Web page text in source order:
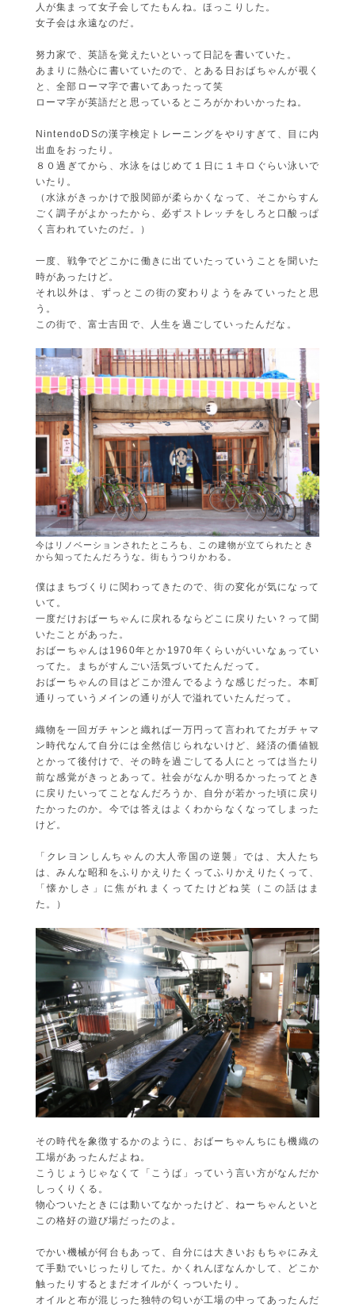
人が集まって女子会してたもんね。ほっこりした。
女子会は永遠なのだ。
努力家で、英語を覚えたいといって日記を書いていた。
あまりに熱心に書いていたので、とある日おばちゃんが覗く
と、全部ローマ字で書いてあったって笑
ローマ字が英語だと思っているところがかわいかったね。
NintendoDSの漢字検定トレーニングをやりすぎて、目に内
出血をおったり。
８０過ぎてから、水泳をはじめて１日に１キロぐらい泳いで
いたり。
（水泳がきっかけで股関節が柔らかくなって、そこからすん
ごく調子がよかったから、必ずストレッチをしろと口酸っぱ
く言われていたのだ。）
一度、戦争でどこかに働きに出ていたっていうことを聞いた
時があったけど。
それ以外は、ずっとこの街の変わりようをみていったと思
う。
この街で、富士吉田で、人生を過ごしていったんだな。
今はリノベーションされたところも、この建物が立てられたとき
から知ってたんだろうな。街もうつりかわる。
僕はまちづくりに関わってきたので、街の変化が気になって
いて。
一度だけおばーちゃんに戻れるならどこに戻りたい？って聞
いたことがあった。
おばーちゃんは1960年とか1970年くらいがいいなぁってい
ってた。まちがすんごい活気づいてたんだって。
おばーちゃんの目はどこか澄んでるような感じだった。本町
通りっていうメインの通りが人で溢れていたんだって。
織物を一回ガチャンと織れば一万円って言われてたガチャマ
ン時代なんて自分には全然信じられないけど、経済の価値観
とかって後付けで、その時を過ごしてる人にとっては当たり
前な感覚がきっとあって。社会がなんか明るかったってとき
に戻りたいってことなんだろうか、自分が若かった頃に戻り
たかったのか。今では答えはよくわからなくなってしまった
けど。
「クレヨンしんちゃんの大人帝国の逆襲」では、大人たち
は、みんな昭和をふりかえりたくってふりかえりたくって、
「懐かしさ」に焦がれまくってたけどね笑（この話はま
た。）
その時代を象徴するかのように、おばーちゃんちにも機織の
工場があったんだよね。
こうじょうじゃなくて「こうば」っていう言い方がなんだか
しっくりくる。
物心ついたときには動いてなかったけど、ねーちゃんといと
この格好の遊び場だったのよ。
でかい機械が何台もあって、自分には大きいおもちゃにみえ
て手動でいじったりしてた。かくれんぼなんかして、どこか
触ったりするとまだオイルがくっついたり。
オイルと布が混じった独特の匂いが工場の中ってあったんだ